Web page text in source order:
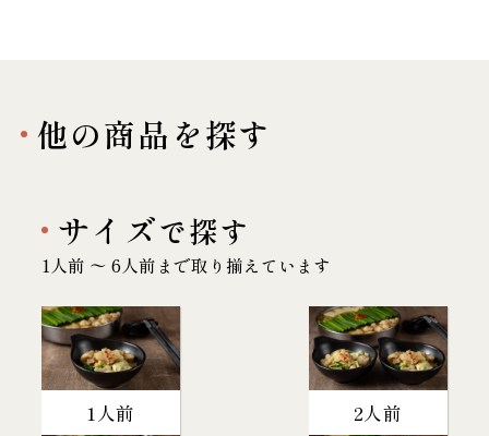
他の商品を探す
サイズで探す
1人前 〜 6人前まで取り揃えています
1人前 2人前